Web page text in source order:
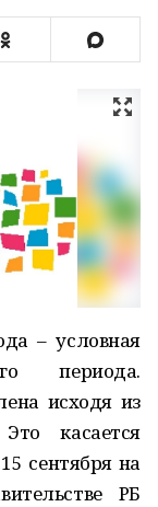
– условная
периода.
исходя из
касается
сентября на
РБ